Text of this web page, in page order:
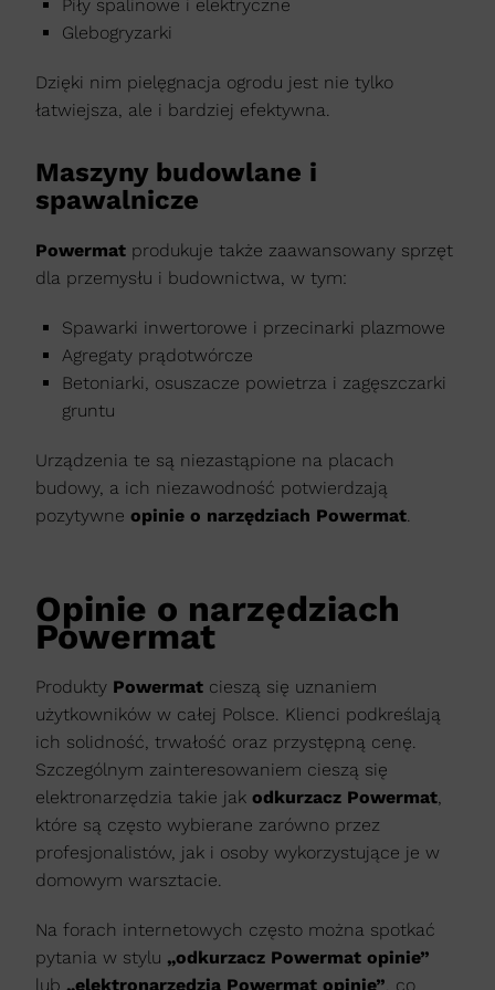
Piły spalinowe i elektryczne
Glebogryzarki
Dzięki nim pielęgnacja ogrodu jest nie tylko
łatwiejsza, ale i bardziej efektywna.
Maszyny budowlane i
spawalnicze
Powermat produkuje także zaawansowany sprzęt
dla przemysłu i budownictwa, w tym:
Spawarki inwertorowe i przecinarki plazmowe
Agregaty prądotwórcze
Betoniarki, osuszacze powietrza i zagęszczarki
gruntu
Urządzenia te są niezastąpione na placach
budowy, a ich niezawodność potwierdzają
pozytywne opinie o narzędziach Powermat.
Opinie o narzędziach
Powermat
Produkty Powermat cieszą się uznaniem
użytkowników w całej Polsce. Klienci podkreślają
ich solidność, trwałość oraz przystępną cenę.
Szczególnym zainteresowaniem cieszą się
elektronarzędzia takie jak odkurzacz Powermat,
które są często wybierane zarówno przez
profesjonalistów, jak i osoby wykorzystujące je w
domowym warsztacie.
Na forach internetowych często można spotkać
pytania w stylu „odkurzacz Powermat opinie”
lub „elektronarzędzia Powermat opinie” , co